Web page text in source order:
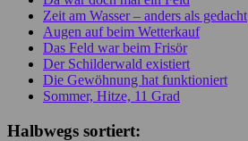
Zeit am Wasser – anders als gedacht
Augen auf beim Wetterkauf
Das Feld war beim Frisör
Der Schilderwald existiert
Die Gewöhnung hat funktioniert
Sommer, Hitze, 11 Grad
Halbwegs sortiert: